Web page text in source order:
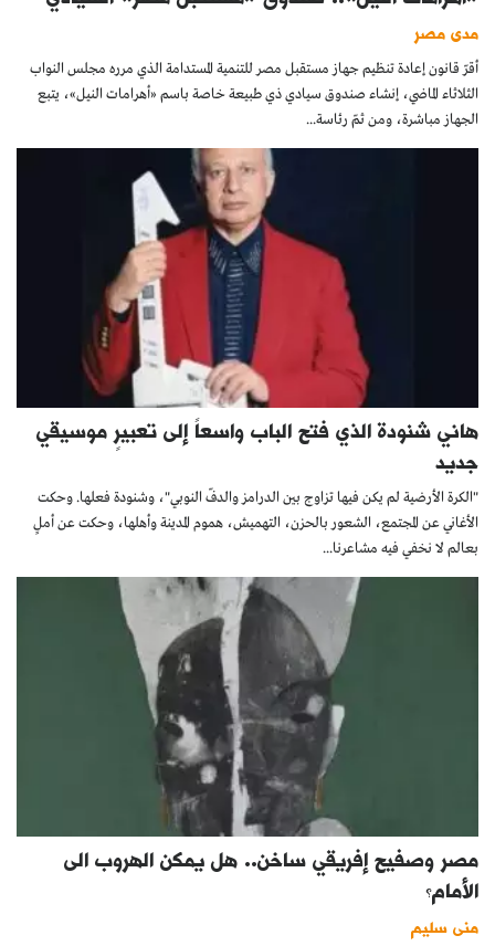
مدى مصر
أقرّ قانون إعادة تنظيم جهاز مستقبل مصر للتنمية المستدامة الذي مرره مجلس النواب
الثلاثاء الماضي، إنشاء صندوق سيادي ذي طبيعة خاصة باسم «أهرامات النيل»، يتبع
الجهاز مباشرة، ومن ثمّ رئاسة...
هاني شنودة الذي فتح الباب واسعاً إلى تعبيرٍ موسيقي
جديد
"الكرة الأرضية لم يكن فيها تزاوج بين الدرامز والدفّ النوبي"، وشنودة فعلها. وحكت
الأغاني عن المجتمع، الشعور بالحزن، التهميش، هموم المدينة وأهلها، وحكت عن أملٍ
بعالم لا نخفي فيه مشاعرنا...
مصر وصفيح إفريقي ساخن.. هل يمكن الهروب الى
الأمام؟
منى سليم